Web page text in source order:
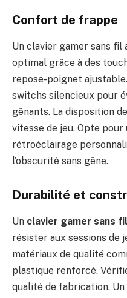
Confort de frappe
Un clavier gamer sans fil
optimal grâce à des
repose-poignet
switchs silencieux pour
gênants. La disposition
vitesse de jeu. Opte pour
rétroéclairage
l’obscurité sans gêne.
Durabilité et
Un clavier gamer sans fil
résister aux sessions de
matériaux de qualité
plastique renforcé.
qualité de fabrication.